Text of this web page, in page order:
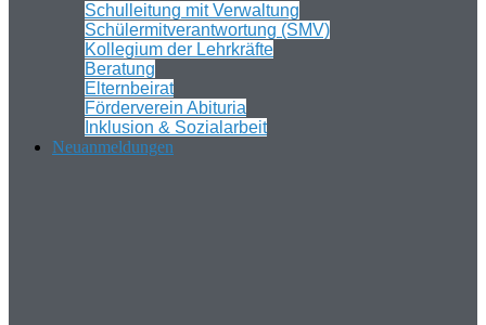
Schulleitung mit Verwaltung
Schülermitverantwortung (SMV)
Kollegium der Lehrkräfte
Beratung
Elternbeirat
Förderverein Abituria
Inklusion & Sozialarbeit
Neuanmeldungen